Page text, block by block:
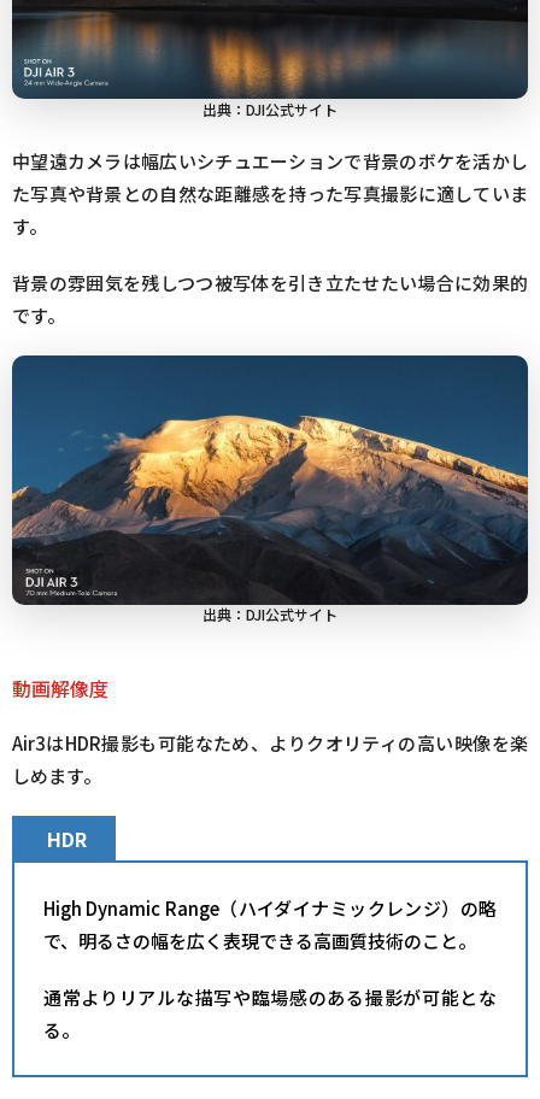
出典：DJI公式サイト
中望遠カメラは幅広いシチュエーションで背景のボケを活かし
た写真や背景との自然な距離感を持った写真撮影に適していま
す。
背景の雰囲気を残しつつ被写体を引き立たせたい場合に効果的
です。
出典：DJI公式サイト
動画解像度
Air3はHDR撮影も可能なため、よりクオリティの高い映像を楽
しめます。
HDR
High Dynamic Range（ハイダイナミックレンジ）の略
で、明るさの幅を広く表現できる高画質技術のこと。
通常よりリアルな描写や臨場感のある撮影が可能とな
る。